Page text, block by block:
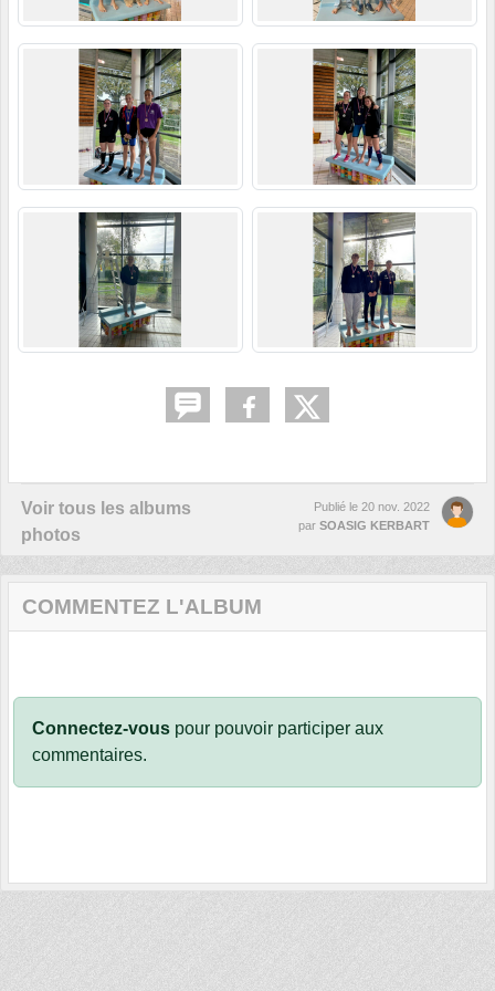
Voir tous les albums
photos
Publié le 20 nov. 2022
par SOASIG KERBART
COMMENTEZ L'ALBUM
Connectez-vous pour pouvoir participer aux
commentaires.